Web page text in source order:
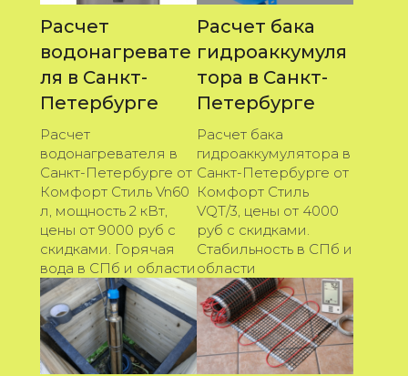
Расчет
водонагревате
ля в Санкт-
Петербурге
Расчет
водонагревателя в
Санкт-Петербурге от
Комфорт Стиль Vn60
л, мощность 2 кВт,
цены от 9000 руб с
скидками. Горячая
вода в СПб и области
Расчет бака
гидроаккумуля
тора в Санкт-
Петербурге
Расчет бака
гидроаккумулятора в
Санкт-Петербурге от
Комфорт Стиль
VQT/3, цены от 4000
руб с скидками.
Стабильность в СПб и
области